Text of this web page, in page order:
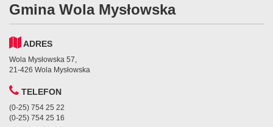
Gmina Wola Mysłowska
ADRES
Wola Mysłowska 57,
21-426 Wola Mysłowska
TELEFON
(0-25) 754 25 22
(0-25) 754 25 16